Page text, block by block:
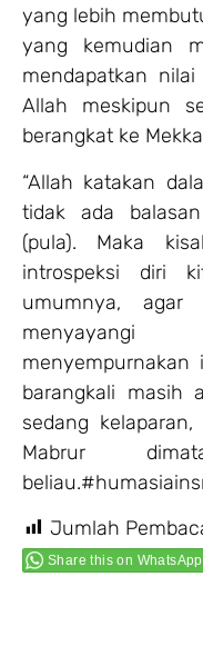
yang lebih
yang kemudian
mendapatkan
Allah meskipun
berangkat ke
“Allah katakan
tidak ada
(pula). Maka
introspeksi diri
umumnya, agar
menyayangi
menyempurnakan
barangkali masih
sedang
Mabrur
Jumlah
Share this on WhatsApp